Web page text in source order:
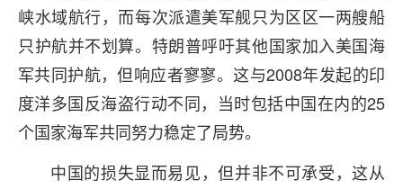
峡水域航行，而每次派遣美军舰只为区区一两艘船
只护航并不划算。特朗普呼吁其他国家加入美国海
军共同护航，但响应者寥寥。这与2008年发起的印
度洋多国反海盗行动不同，当时包括中国在内的25
个国家海军共同努力稳定了局势。
中国的损失显而易见，但并非不可承受，这从